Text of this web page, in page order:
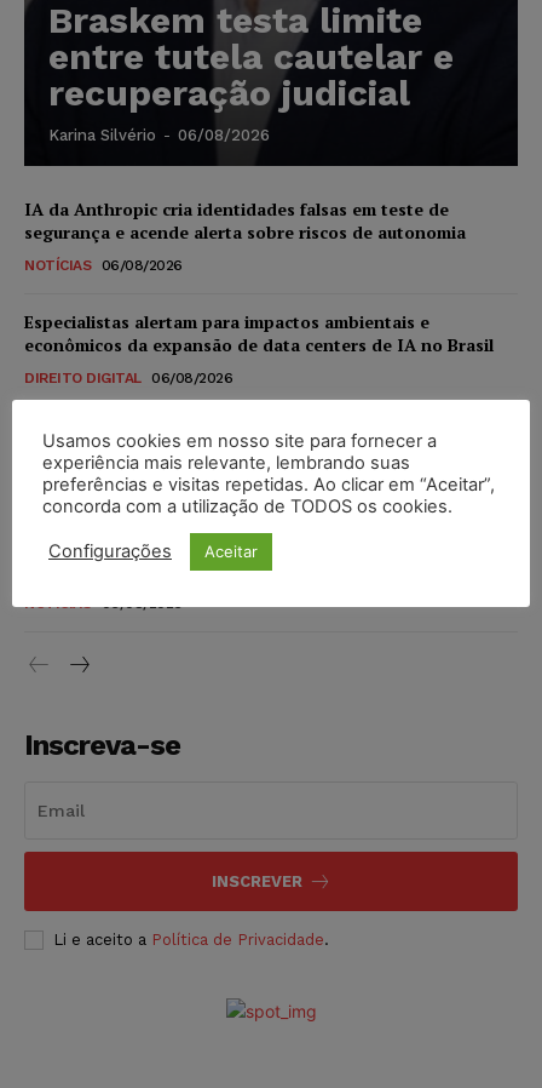
Braskem testa limite
entre tutela cautelar e
recuperação judicial
Karina Silvério - 06/08/2026
IA da Anthropic cria identidades falsas em teste de
segurança e acende alerta sobre riscos de autonomia
NOTÍCIAS 06/08/2026
Especialistas alertam para impactos ambientais e
econômicos da expansão de data centers de IA no Brasil
DIREITO DIGITAL 06/08/2026
TSE reforça que sistemas das urnas eletrônicas tornam-se
invioláveis após assinatura digital e lacração
NOTÍCIAS 06/08/2026
STF inicia julgamento sobre constitucionalidade da
proibição dos jogos de azar no Brasil
NOTÍCIAS 06/08/2026
Inscreva-se
INSCREVER
Li e aceito a Política de Privacidade.
Usamos cookies em nosso site para fornecer a
experiência mais relevante, lembrando suas
preferências e visitas repetidas. Ao clicar em “Aceitar”,
concorda com a utilização de TODOS os cookies.
Configurações Aceitar